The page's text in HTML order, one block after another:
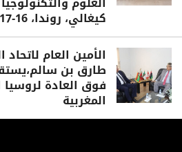
كيغالي، روندا، 16-17 يوليو 2026)
الأمين العام
طارق بن
فوق العادة لروسيا
المغربية